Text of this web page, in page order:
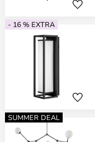
- 16 % EXTRA
SUMMER DEAL